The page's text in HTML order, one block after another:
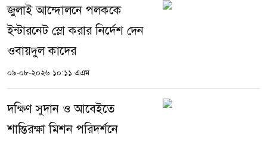
জুলাই আন্দোলনে পলককে
ইন্টারনেট স্লো করার নির্দেশ দেন
ওবায়দুল কাদের
০৯-০৮-২০২৬ ১০:১১ এএম
দক্ষিণ সুদান ও আবেইতে
শান্তিরক্ষা মিশন পরিদর্শনে